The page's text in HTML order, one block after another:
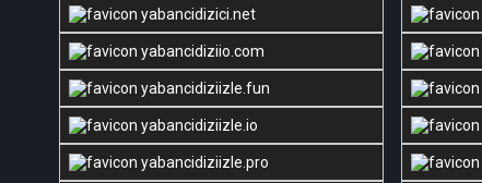
yabancidizici.net
yabancidiziio.com
yabancidiziizle.fun
yabancidiziizle.io
yabancidiziizle.pro